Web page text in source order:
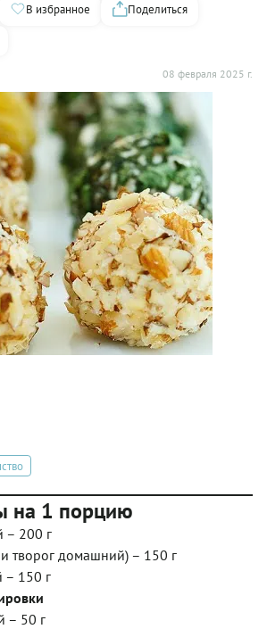
08 февраля 2025 г.
В избранное
Поделиться
на 1 порцию
– 200 г
творог домашний) – 150 г
– 150 г
– 50 г